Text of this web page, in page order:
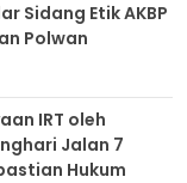
Sidang Etik AKBP
Polwan
IRT oleh
Jalan 7
Hukum